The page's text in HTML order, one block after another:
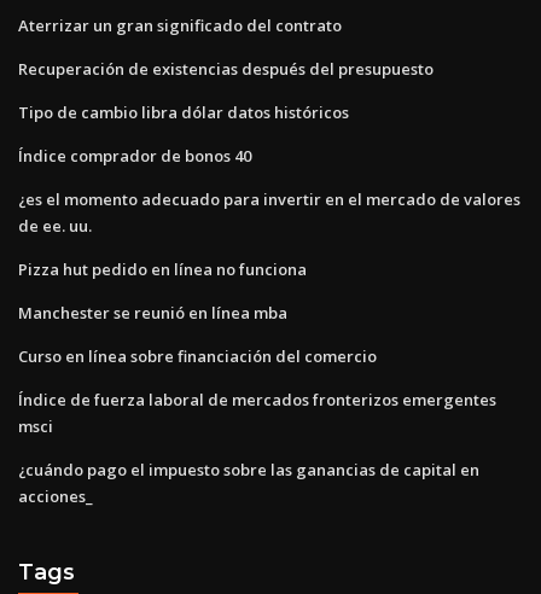
Aterrizar un gran significado del contrato
Recuperación de existencias después del presupuesto
Tipo de cambio libra dólar datos históricos
Índice comprador de bonos 40
¿es el momento adecuado para invertir en el mercado de valores
de ee. uu.
Pizza hut pedido en línea no funciona
Manchester se reunió en línea mba
Curso en línea sobre financiación del comercio
Índice de fuerza laboral de mercados fronterizos emergentes
msci
¿cuándo pago el impuesto sobre las ganancias de capital en
acciones_
Tags